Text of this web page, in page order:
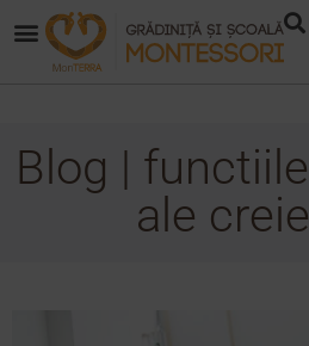
Blog |
ale